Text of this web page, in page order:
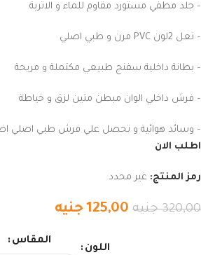
– جلد مطفي مستورد مقاوم للماء و الاتربة
– نعل 2لون PVC مرن و طبي اصلي
– بطانة داخلية سفنج طبيعي مكتملة و مريحة
– فرش داخلي الوان مبطن متين لزق و خياطة
– وسائد هوائية و تحصل علي فرش طبي اصلي
اطلب الان
رمز المنتج: غير محدد
320,00 جنيه 125,00 جنيه
اللون
المقاس